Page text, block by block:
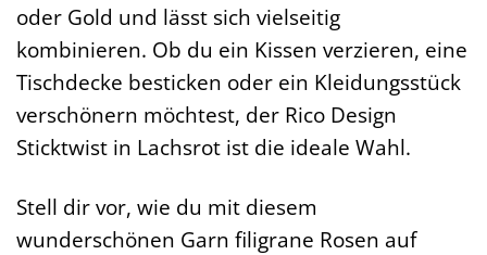
oder Gold und lässt sich vielseitig
kombinieren. Ob du ein Kissen verzieren, eine
Tischdecke besticken oder ein Kleidungsstück
verschönern möchtest, der Rico Design
Sticktwist in Lachsrot ist die ideale Wahl.
Stell dir vor, wie du mit diesem
wunderschönen Garn filigrane Rosen auf